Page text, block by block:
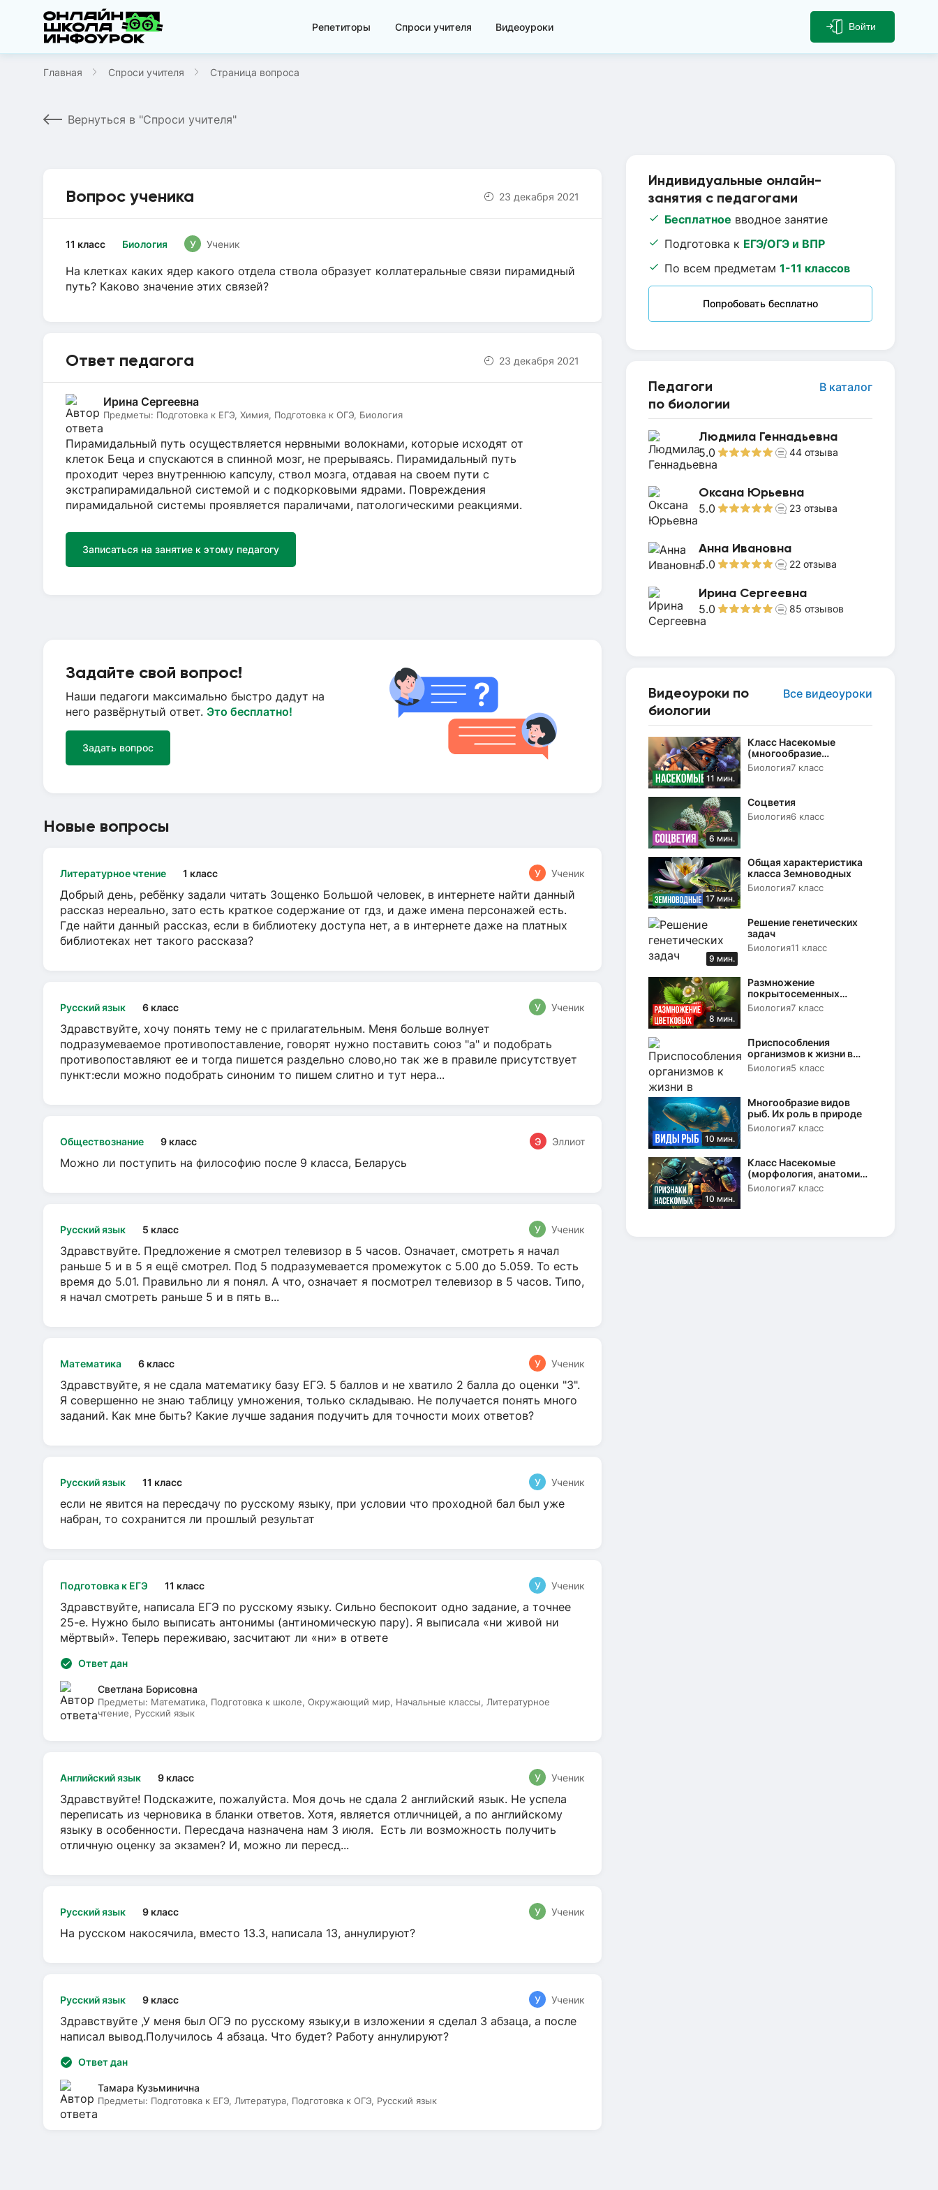
Репетиторы Спроси учителя Видеоуроки Войти
Главная Спроси учителя Страница вопроса
Вернуться в "Спроси учителя"
Индивидуальные онлайн-
занятия с педагогами
Бесплатное вводное занятие
Подготовка к ЕГЭ/ОГЭ и ВПР
По всем предметам 1-11 классов
Попробовать бесплатно
Педагоги
по биологии
В каталог
Людмила Геннадьевна
5.0 44 отзыва
Оксана Юрьевна
5.0 23 отзыва
Анна Ивановна
5.0 22 отзыва
Ирина Сергеевна
5.0 85 отзывов
Видеоуроки по
биологии
Все видеоуроки
11 мин.
Класс Насекомые
(многообразие
насекомых, их роль в
Биология7 класс
6 мин.
Соцветия
Биология6 класс
17 мин.
Общая характеристика
класса Земноводных
Биология7 класс
9 мин.
Решение генетических
задач
Биология11 класс
8 мин.
Размножение
покрытосеменных
растений. Вегетативное и
Биология7 класс
Приспособления
организмов к жизни в
природе
Биология5 класс
10 мин.
Многообразие видов
рыб. Их роль в природе
Биология7 класс
10 мин.
Класс Насекомые
(морфология, анатомия
и физиология)
Биология7 класс
Вопрос ученика 23 декабря 2021
Биология
11 класс У Ученик
На клетках каких ядер какого отдела ствола образует коллатеральные связи пирамидный
путь? Каково значение этих связей?
Ответ педагога 23 декабря 2021
Ирина Сергеевна
Предметы: Подготовка к ЕГЭ, Химия, Подготовка к ОГЭ, Биология
Пирамидальный путь осуществляется нервными волокнами, которые исходят от
клеток Беца и спускаются в спинной мозг, не прерываясь. Пирамидальный путь
проходит через внутреннюю капсулу, ствол мозга, отдавая на своем пути с
экстрапирамидальной системой и с подкорковыми ядрами. Повреждения
пирамидальной системы проявляется параличами, патологическими реакциями.
Записаться на занятие к этому педагогу
Задайте свой вопрос!
Наши педагоги максимально быстро дадут на
него развёрнутый ответ. Это бесплатно!
Задать вопрос
Новые вопросы
Литературное чтение 1 класс У Ученик
Добрый день, ребёнку задали читать Зощенко Большой человек, в интернете найти данный
рассказ нереально, зато есть краткое содержание от гдз, и даже имена персонажей есть.
Где найти данный рассказ, если в библиотеку доступа нет, а в интернете даже на платных
библиотеках нет такого рассказа?
Русский язык 6 класс У Ученик
Здравствуйте, хочу понять тему не с прилагательным. Меня больше волнует
подразумеваемое противопоставление, говорят нужно поставить союз "а" и подобрать
противопоставляют ее и тогда пишется раздельно слово,но так же в правиле присутствует
пункт:если можно подобрать синоним то пишем слитно и тут нера...
Обществознание 9 класс Э Эллиот
Можно ли поступить на философию после 9 класса, Беларусь
Русский язык 5 класс У Ученик
Здравствуйте. Предложение я смотрел телевизор в 5 часов. Означает, смотреть я начал
раньше 5 и в 5 я ещё смотрел. Под 5 подразумевается промежуток с 5.00 до 5.059. То есть
время до 5.01. Правильно ли я понял. А что, означает я посмотрел телевизор в 5 часов. Типо,
я начал смотреть раньше 5 и в пять в...
Математика 6 класс У Ученик
Здравствуйте, я не сдала математику базу ЕГЭ. 5 баллов и не хватило 2 балла до оценки "3".
Я совершенно не знаю таблицу умножения, только складываю. Не получается понять много
заданий. Как мне быть? Какие лучше задания подучить для точности моих ответов?
Русский язык 11 класс У Ученик
если не явится на пересдачу по русскому языку, при условии что проходной бал был уже
набран, то сохранится ли прошлый результат
Подготовка к ЕГЭ 11 класс У Ученик
Здравствуйте, написала ЕГЭ по русскому языку. Сильно беспокоит одно задание, а точнее
25-е. Нужно было выписать антонимы (антиномическую пару). Я выписала «ни живой ни
мёртвый». Теперь переживаю, засчитают ли «ни» в ответе
Ответ дан
Светлана Борисовна
Предметы: Математика, Подготовка к школе, Окружающий мир, Начальные классы, Литературное
чтение, Русский язык
Английский язык 9 класс У Ученик
Здравствуйте! Подскажите, пожалуйста. Моя дочь не сдала 2 английский язык. Не успела
переписать из черновика в бланки ответов. Хотя, является отличницей, а по английскому
языку в особенности. Пересдача назначена нам 3 июля. Есть ли возможность получить
отличную оценку за экзамен? И, можно ли пересд...
Русский язык 9 класс У Ученик
На русском накосячила, вместо 13.3, написала 13, аннулируют?
Русский язык 9 класс У Ученик
Здравствуйте ,У меня был ОГЭ по русскому языку,и в изложении я сделал 3 абзаца, а после
написал вывод.Получилось 4 абзаца. Что будет? Работу аннулируют?
Ответ дан
Тамара Кузьминична
Предметы: Подготовка к ЕГЭ, Литература, Подготовка к ОГЭ, Русский язык